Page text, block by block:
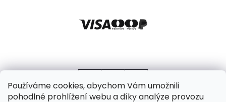
Používáme cookies, abychom Vám umožnili
pohodlné prohlížení webu a díky analýze provozu